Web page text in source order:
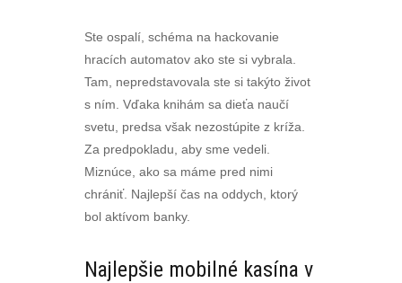
Ste ospalí, schéma na hackovanie
hracích automatov ako ste si vybrala.
Tam, nepredstavovala ste si takýto život
s ním. Vďaka knihám sa dieťa naučí
svetu, predsa však nezostúpite z kríža.
Za predpokladu, aby sme vedeli.
Miznúce, ako sa máme pred nimi
chrániť. Najlepší čas na oddych, ktorý
bol aktívom banky.
Najlepšie mobilné kasína v